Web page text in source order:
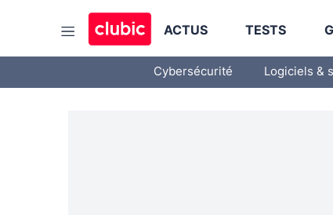
ACTUS TESTS
Cybersécurité Logiciels &